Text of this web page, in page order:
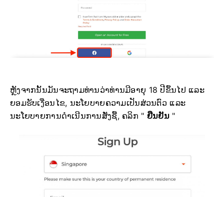
ຫຼັງຈາກນັ້ນມັນຈະຖາມທ່ານວ່າທ່ານມີອາຍຸ 18 ປີຂຶ້ນໄປ ແລະ
ຍອມຮັບເງື່ອນໄຂ, ນະໂຍບາຍຄວາມເປັນສ່ວນຕົວ ແລະ
ນະໂຍບາຍການດຳເນີນການສັ່ງຊື້, ຄລິກ " ຢືນຢັນ"